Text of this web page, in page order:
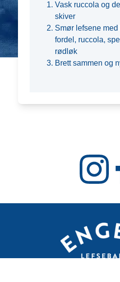
Vask ruccola og
skiver
Smør lefsene med
fordel, ruccola,
rødløk
Brett sammen og